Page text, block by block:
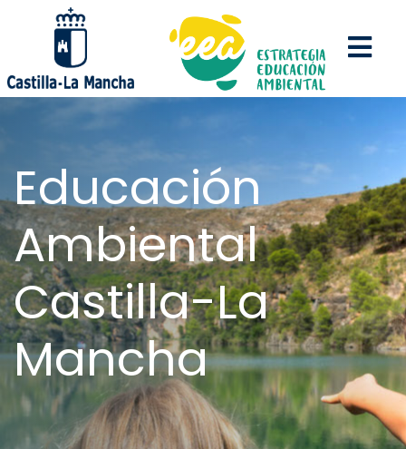
contenido
principal
Educación
Ambiental
Castilla-La
Mancha